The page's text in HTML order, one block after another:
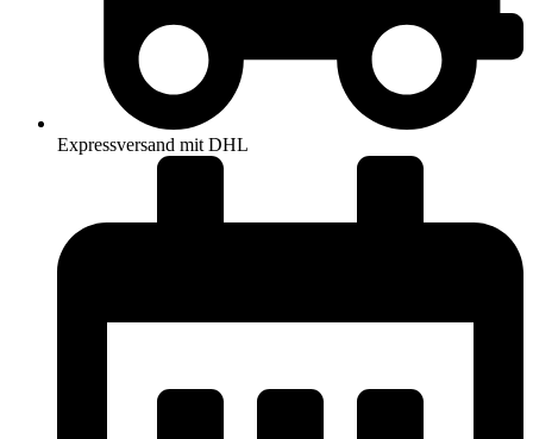
Expressversand mit DHL